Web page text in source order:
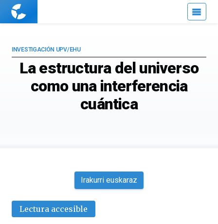
Cuaderno
La estructura del universo
como una interferencia
cuántica
INVESTIGACIÓN UPV/EHU
Irakurri euskaraz
Lectura accesible